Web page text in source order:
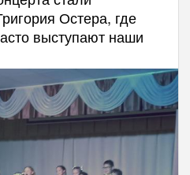
Остера, где
выступают наши